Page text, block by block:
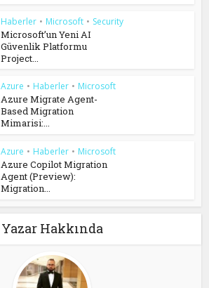
Haberler • Microsoft • Security
Microsoft’un Yeni AI
Güvenlik Platformu
Project...
Azure • Haberler • Microsoft
Azure Migrate Agent-
Based Migration
Mimarisi:...
Azure • Haberler • Microsoft
Azure Copilot Migration
Agent (Preview):
Migration...
Yazar Hakkında